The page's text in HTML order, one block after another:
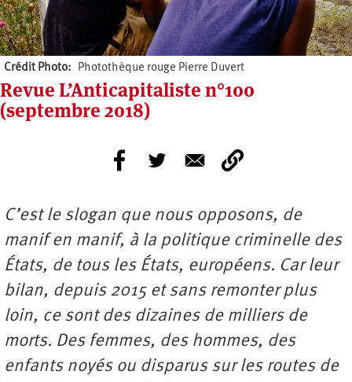
Crédit Photo Photothèque rouge Pierre Duvert
Revue L’Anticapitaliste n°100
(septembre 2018)
C’est le slogan que nous opposons, de
manif en manif, à la politique criminelle des
États, de tous les États, européens. Car leur
bilan, depuis 2015 et sans remonter plus
loin, ce sont des dizaines de milliers de
morts. Des femmes, des hommes, des
enfants noyés ou disparus sur les routes de